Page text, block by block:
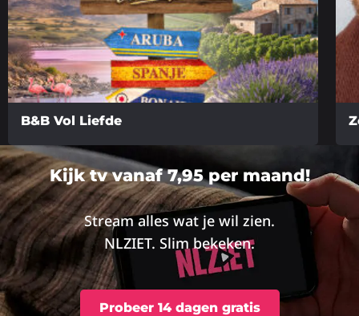
B&B Vol Liefde
Lees
meer
over
Kijk tv vanaf 7,95 per maand!
Stream alles wat je wil zien.
NLZIET. Slim bekeken.
Probeer 14 dagen gratis